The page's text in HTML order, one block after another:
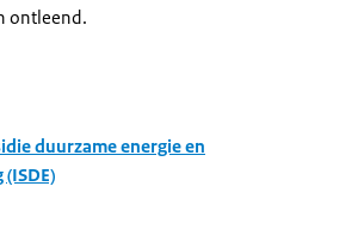
ontleend.
duurzame energie en